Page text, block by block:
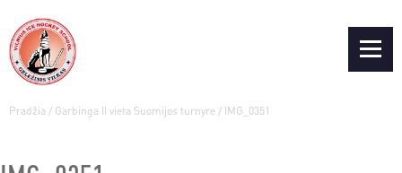
Pradžia / Garbinga II vieta Suomijos turnyre / IMG_0351